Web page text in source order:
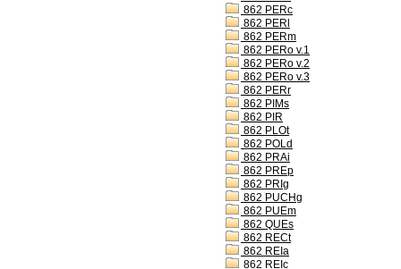
862 PERc
862 PERl
862 PERm
862 PERo v.1
862 PERo v.2
862 PERo v.3
862 PERr
862 PIMs
862 PIR
862 PLOt
862 POLd
862 PRAi
862 PREp
862 PRIg
862 PUCHg
862 PUEm
862 QUEs
862 RECt
862 REIa
862 REIc